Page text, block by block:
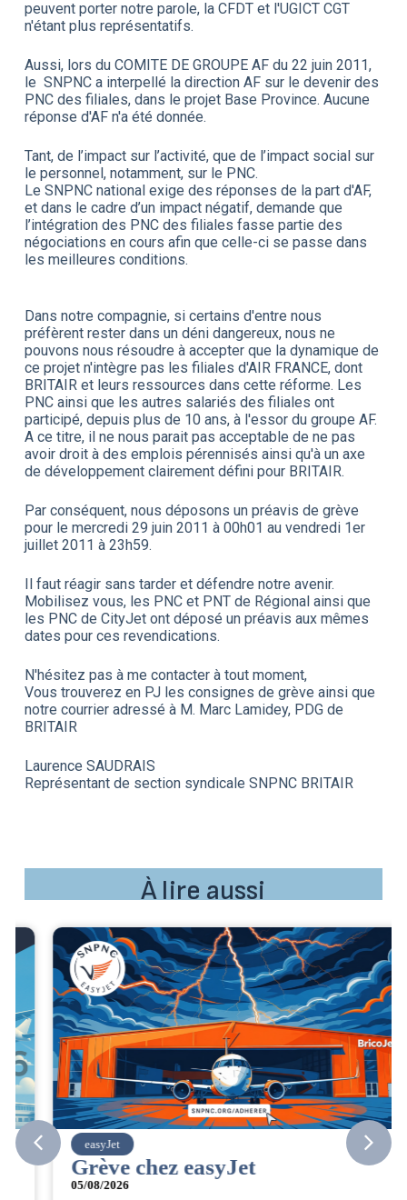
peuvent porter notre parole, la CFDT et l'UGICT CGT
n'étant plus représentatifs.
Aussi, lors du COMITE DE GROUPE AF du 22 juin 2011,
le SNPNC a interpellé la direction AF sur le devenir des
PNC des filiales, dans le projet Base Province. Aucune
réponse d'AF n'a été donnée.
Tant, de l’impact sur l’activité, que de l’impact social sur
le personnel, notamment, sur le PNC.
Le SNPNC national exige des réponses de la part d'AF,
et dans le cadre d’un impact négatif, demande que
l’intégration des PNC des filiales fasse partie des
négociations en cours afin que celle-ci se passe dans
les meilleures conditions.
Dans notre compagnie, si certains d'entre nous
préfèrent rester dans un déni dangereux, nous ne
pouvons nous résoudre à accepter que la dynamique de
ce projet n'intègre pas les filiales d'AIR FRANCE, dont
BRITAIR et leurs ressources dans cette réforme. Les
PNC ainsi que les autres salariés des filiales ont
participé, depuis plus de 10 ans, à l'essor du groupe AF.
A ce titre, il ne nous parait pas acceptable de ne pas
avoir droit à des emplois pérennisés ainsi qu'à un axe
de développement clairement défini pour BRITAIR.
Par conséquent, nous déposons un préavis de grève
pour le mercredi 29 juin 2011 à 00h01 au vendredi 1er
juillet 2011 à 23h59.
Il faut réagir sans tarder et défendre notre avenir.
Mobilisez vous, les PNC et PNT de Régional ainsi que
les PNC de CityJet ont déposé un préavis aux mêmes
dates pour ces revendications.
N'hésitez pas à me contacter à tout moment,
Vous trouverez en PJ les consignes de grève ainsi que
notre courrier adressé à M. Marc Lamidey, PDG de
BRITAIR
Laurence SAUDRAIS
Représentant de section syndicale SNPNC BRITAIR
À lire aussi
easyJet
Grève chez easyJet
05/08/2026